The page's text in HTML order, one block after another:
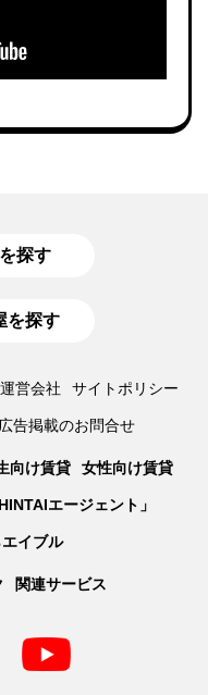
探す
を探す
運営会社 サイトポリシー
広告掲載のお問合せ
向け賃貸 女性向け賃貸
エージェント」
イブル
関連サービス